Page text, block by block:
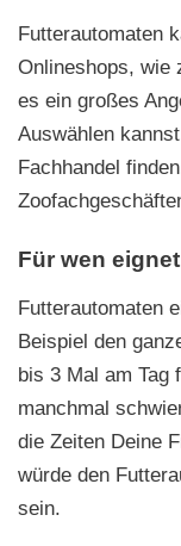
Futterautomaten
Onlineshops, wie
es ein großes
Auswählen
Fachhandel
Für wen
Futterautomaten
Beispiel den
bis 3 Mal am Tag
manchmal
die Zeiten Deine
würde den
sein.